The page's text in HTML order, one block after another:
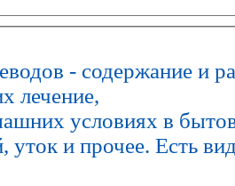
- содержание и
лечение,
условиях в
уток и прочее. Есть